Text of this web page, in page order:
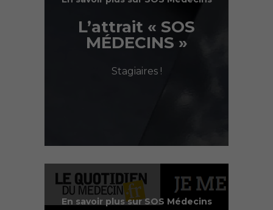
L’attrait « SOS
MÉDECINS »
Stagiaires !
En savoir plus sur SOS Médecins